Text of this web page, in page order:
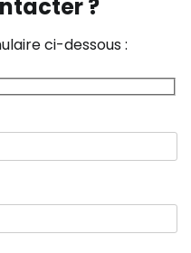
?
ci-dessous :